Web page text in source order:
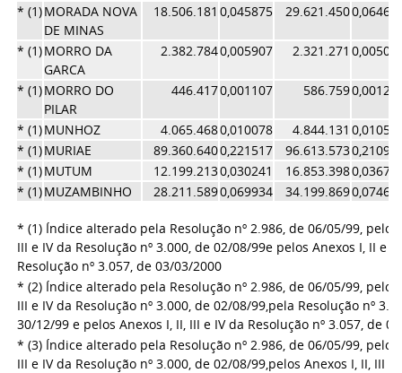
* (1)MORADA NOVA
DE MINAS
18.506.181 0,045875 29.621.450
* (1)MORRO DA
GARCA
2.382.7840,005907 2.321.271
* (1)MORRO DO
PILAR
446.4170,001107 586.759
* (1)MUNHOZ 4.065.4680,010078 4.844.131
* (1)MURIAE 89.360.6400,221517 96.613.573
* (1)MUTUM 12.199.2130,030241 16.853.398
* (1)MUZAMBINHO 28.211.5890,069934 34.199.869
* (1) Índice alterado pela Resolução nº 2.986, de 06/05/99, pelos
III e IV da Resolução nº 3.000, de 02/08/99e pelos Anexos I, II e
Resolução nº 3.057, de 03/03/2000
* (2) Índice alterado pela Resolução nº 2.986, de 06/05/99, pelos
III e IV da Resolução nº 3.000, de 02/08/99,pela Resolução nº
30/12/99 e pelos Anexos I, II, III e IV da Resolução nº 3.057, de
* (3) Índice alterado pela Resolução nº 2.986, de 06/05/99, pelos
III e IV da Resolução nº 3.000, de 02/08/99,pelos Anexos I, II, III